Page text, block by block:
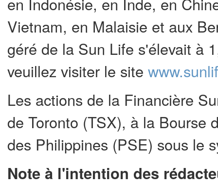
Vietnam, en Malaisie et aux
géré de la Sun Life s'élevait à
veuillez visiter le site
Les actions de la Financière
de Toronto (TSX), à la Bourse
des Philippines (PSE) sous le
Note à l'intention des